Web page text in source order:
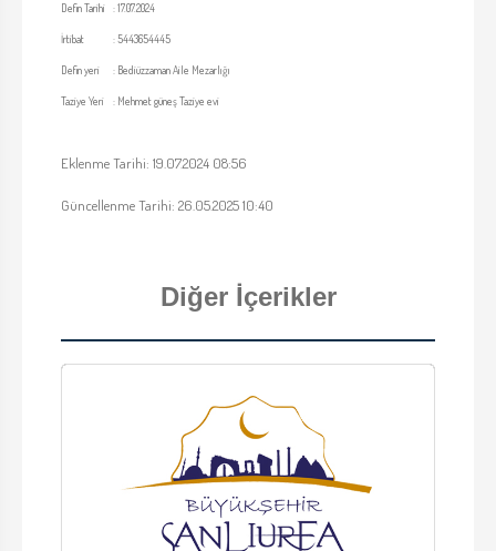
Defin Tarihi :17.07.2024
İrtibat :5443654445
Defin yeri : Bediüzzaman Aile Mezarlığı
Taziye Yeri : Mehmet güneş Taziye evi
Eklenme Tarihi: 19.07.2024 08:56
Güncellenme Tarihi: 26.05.2025 10:40
Diğer İçerikler